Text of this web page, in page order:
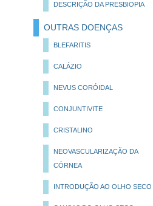
DESCRIÇÃO DA PRESBIOPIA
OUTRAS DOENÇAS
BLEFARITIS
CALÁZIO
NEVUS CORÓIDAL
CONJUNTIVITE
CRISTALINO
NEOVASCULARIZAÇÃO DA
CÓRNEA
INTRODUÇÃO AO OLHO SECO